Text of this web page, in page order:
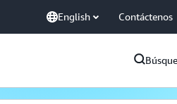
English Contáctenos